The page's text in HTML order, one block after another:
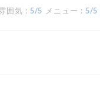
囲気 : 5/5 メニュー : 5/5